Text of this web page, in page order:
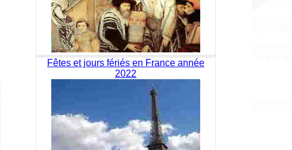
Fêtes et jours fériés en France année
2022